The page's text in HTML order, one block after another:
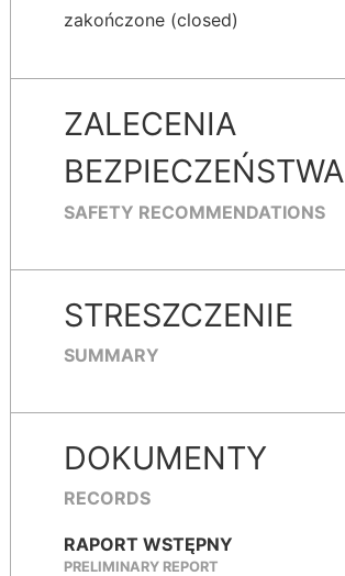
zakończone (closed)
ZALECENIA
BEZPIECZEŃSTWA
SAFETY RECOMMENDATIONS
STRESZCZENIE
SUMMARY
DOKUMENTY
RECORDS
RAPORT WSTĘPNY
PRELIMINARY REPORT